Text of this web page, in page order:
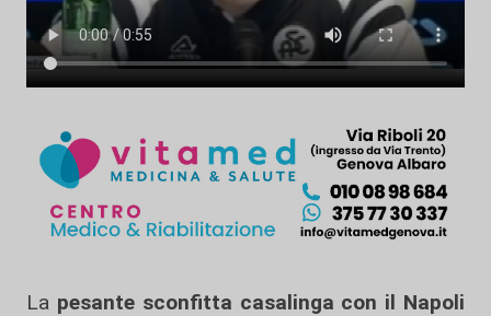
La pesante sconfitta casalinga con il Napoli